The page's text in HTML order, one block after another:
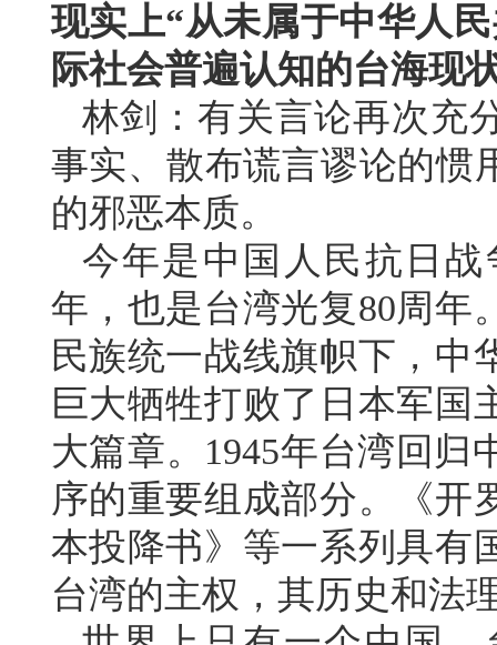
现实上“从未属于中华人
际社会普遍认知的台海现
林剑：有关言论再次充
事实、散布谎言谬论的惯
的邪恶本质。
今年是中国人民抗日
年，也是台湾光复80周年
民族统一战线旗帜下，中
巨大牺牲打败了日本军国
大篇章。1945年台湾回
序的重要组成部分。《开
本投降书》等一系列具有
台湾的主权，其历史和法